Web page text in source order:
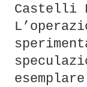
Castelli